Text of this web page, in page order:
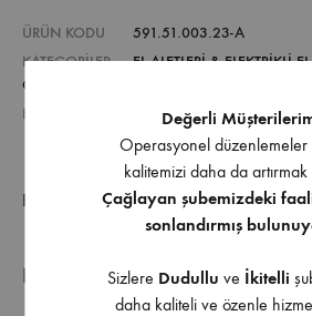
ÜRÜN KODU
591.51.003.23-A
KATEGORILER
EL ALETLERİ & ELEKTRİKLİ
ÇEŞITLERI
ETIKETLER
EL ALETLERI,ELEKTRIKLI EL
EK BILGI
Diğer Ölçüler İçin Bizimle İletişime
Değerli
Operasyonel düzenlemeler
kalitemizi daha da artırmak
Çağlayan şubemizdeki
sonlandırmış
Sizlere Dudullu ve İkitelli
daha kaliteli ve özenle